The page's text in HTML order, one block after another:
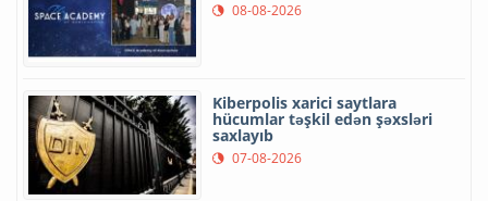
08-08-2026
Kiberpolis xarici saytlara
hücumlar təşkil edən şəxsləri
saxlayıb
07-08-2026